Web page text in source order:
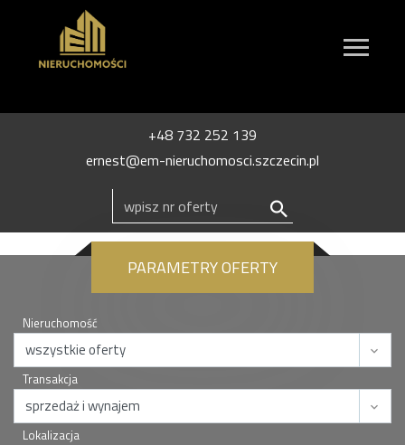
+48 732 252 139
ernest@em-nieruchomosci.szczecin.pl
PARAMETRY OFERTY
Nieruchomość
Transakcja
Lokalizacja